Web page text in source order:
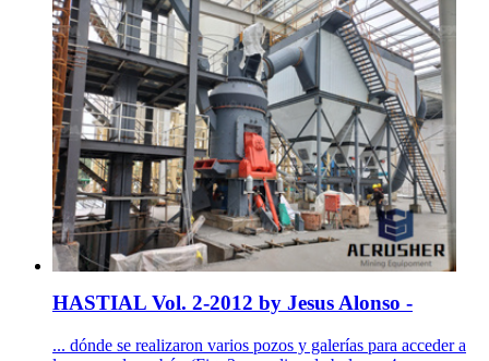
HASTIAL Vol. 2-2012 by Jesus Alonso -
... dónde se realizaron varios pozos y galerías para acceder a